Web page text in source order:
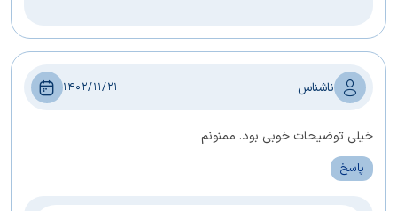
ناشناس 1402/11/21
خیلی توضیحات خوبی بود. ممنونم
پاسخ